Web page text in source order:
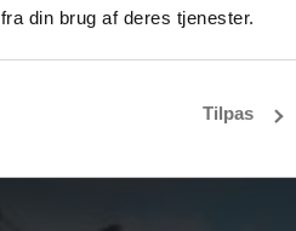
din brug af deres tjenester.
Tilpas